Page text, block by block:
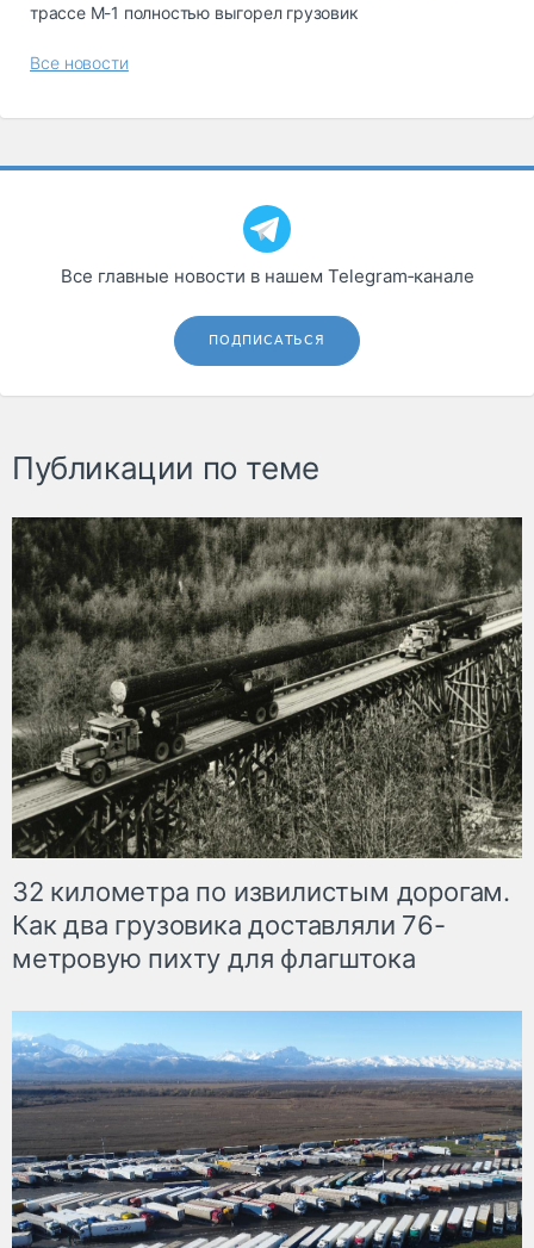
трассе М-1 полностью выгорел грузовик
Все новости
Все главные новости в нашем Telegram‑канале
ПОДПИСАТЬСЯ
Публикации по теме
32 километра по извилистым дорогам.
Как два грузовика доставляли 76-
метровую пихту для флагштока